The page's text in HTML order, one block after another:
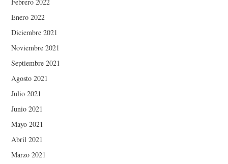
Enero 2022
Diciembre 2021
Noviembre 2021
Septiembre 2021
Agosto 2021
Julio 2021
Junio 2021
Mayo 2021
Abril 2021
Marzo 2021